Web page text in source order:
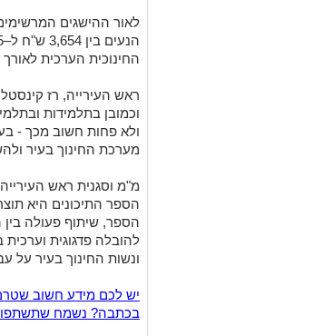
לאור ההישגים
החינוכית הערכית
ראש העירייה, רז
וכמובן בתלמידות
ולא פחות חשוב מכך -
מערכת החינוך בעיר
מ"מ וסגנית ראש
הספר התיכונים היא
הספר, שיתוף פעולה בין
להובלה פדגוגית
ונשות החינוך בעיר על
יש לכם מידע חשוב
בכתבה? נשמח שתשתפו